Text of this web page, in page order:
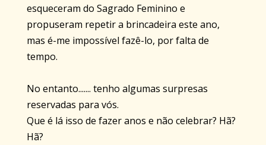
esqueceram do Sagrado Feminino e
propuseram repetir a brincadeira este ano,
mas é-me impossível fazê-lo, por falta de
tempo.
No entanto....... tenho algumas surpresas
reservadas para vós.
Que é lá isso de fazer anos e não celebrar? Hã?
Hã?